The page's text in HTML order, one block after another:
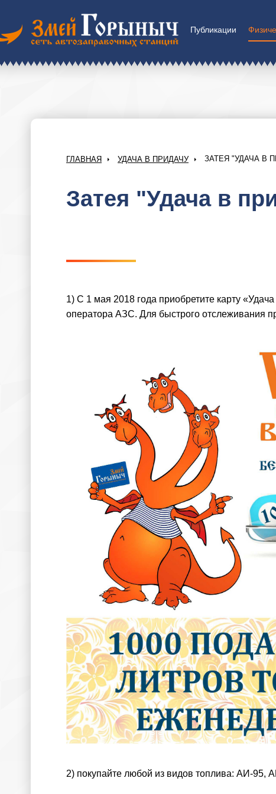
Публикации
ГЛАВНАЯ УДАЧА В ПРИДАЧУ ЗАТЕЯ "УДАЧА В
Затея "Удача в
1) С 1 мая 2018 года приобретите карту
оператора АЗС. Для быстрого отслеживания
2) покупайте любой из видов топлива: АИ-95,